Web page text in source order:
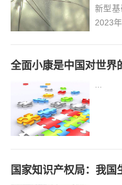
新型
2023
破20
全面小康是中国对世界